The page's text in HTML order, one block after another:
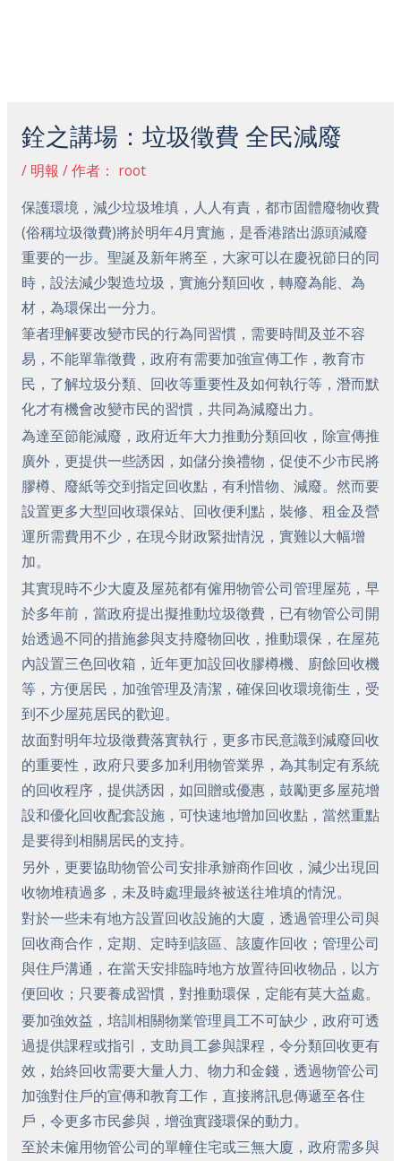
銓之講場：垃圾徵費 全民減廢
/ 明報 / 作者： root
保護環境，減少垃圾堆填，人人有責，都市固體廢物收費
(俗稱垃圾徵費)將於明年4月實施，是香港踏出源頭減廢
重要的一步。聖誕及新年將至，大家可以在慶祝節日的同
時，設法減少製造垃圾，實施分類回收，轉廢為能、為
材，為環保出一分力。
筆者理解要改變市民的行為同習慣，需要時間及並不容
易，不能單靠徵費，政府有需要加強宣傳工作，教育市
民，了解垃圾分類、回收等重要性及如何執行等，潛而默
化才有機會改變市民的習慣，共同為減廢出力。
為達至節能減廢，政府近年大力推動分類回收，除宣傳推
廣外，更提供一些誘因，如儲分換禮物，促使不少市民將
膠樽、廢紙等交到指定回收點，有利惜物、減廢。然而要
設置更多大型回收環保站、回收便利點，裝修、租金及營
運所需費用不少，在現今財政緊拙情況，實難以大幅增
加。
其實現時不少大廈及屋苑都有僱用物管公司管理屋苑，早
於多年前，當政府提出擬推動垃圾徵費，已有物管公司開
始透過不同的措施參與支持廢物回收，推動環保，在屋苑
內設置三色回收箱，近年更加設回收膠樽機、廚餘回收機
等，方便居民，加強管理及清潔，確保回收環境衞生，受
到不少屋苑居民的歡迎。
故面對明年垃圾徵費落實執行，更多市民意識到減廢回收
的重要性，政府只要多加利用物管業界，為其制定有系統
的回收程序，提供誘因，如回贈或優惠，鼓勵更多屋苑增
設和優化回收配套設施，可快速地增加回收點，當然重點
是要得到相關居民的支持。
另外，更要協助物管公司安排承辧商作回收，減少出現回
收物堆積過多，未及時處理最終被送往堆填的情況。
對於一些未有地方設置回收設施的大廈，透過管理公司與
回收商合作，定期、定時到該區、該廈作回收；管理公司
與住戶溝通，在當天安排臨時地方放置待回收物品，以方
便回收；只要養成習慣，對推動環保，定能有莫大益處。
要加強效益，培訓相關物業管理員工不可缺少，政府可透
過提供課程或指引，支助員工參與課程，令分類回收更有
效，始終回收需要大量人力、物力和金錢，透過物管公司
加強對住戶的宣傳和教育工作，直接將訊息傳遞至各住
戶，令更多市民參與，增強實踐環保的動力。
至於未僱用物管公司的單幢住宅或三無大廈，政府需多與